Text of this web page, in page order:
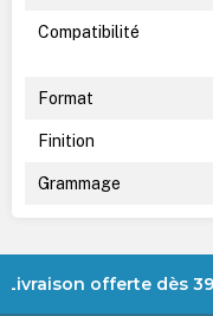
Compatibilité
Format
Finition
Grammage
Livraison offerte dès